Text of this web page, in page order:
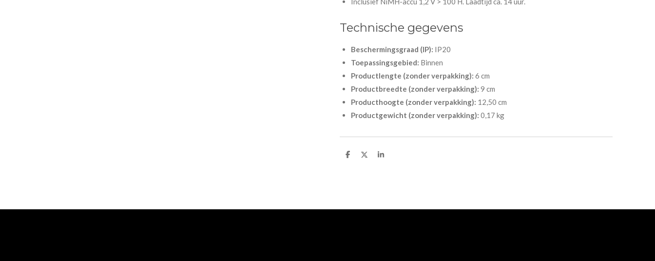
Technische gegevens
Beschermingsgraad (IP): IP20
Toepassingsgebied: Binnen
Productlengte (zonder verpakking): 6 cm
Productbreedte (zonder verpakking): 9 cm
Producthoogte (zonder verpakking): 12,50 cm
Productgewicht (zonder verpakking): 0,17 kg
D
D
S